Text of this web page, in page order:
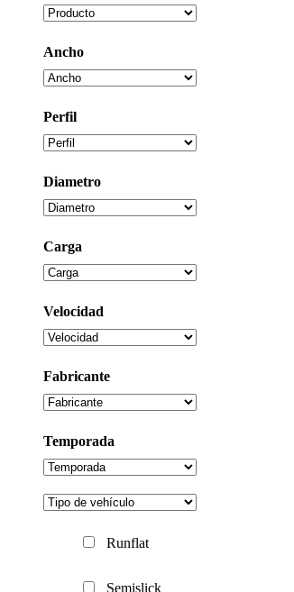
Ancho
Perfil
Diametro
Carga
Velocidad
Fabricante
Temporada
Runflat
Semislick